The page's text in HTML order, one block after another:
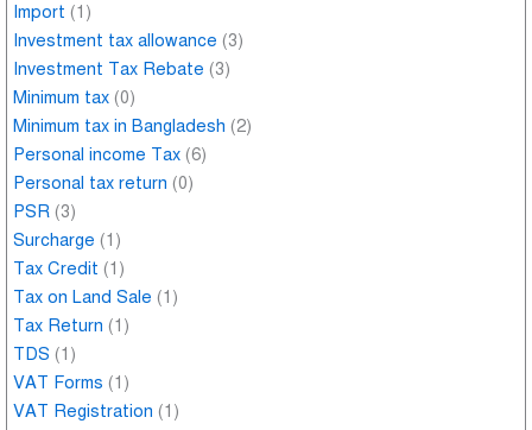
Import (1)
Investment tax allowance (3)
Investment Tax Rebate (3)
Minimum tax (0)
Minimum tax in Bangladesh (2)
Personal income Tax (6)
Personal tax return (0)
PSR (3)
Surcharge (1)
Tax Credit (1)
Tax on Land Sale (1)
Tax Return (1)
TDS (1)
VAT Forms (1)
VAT Registration (1)